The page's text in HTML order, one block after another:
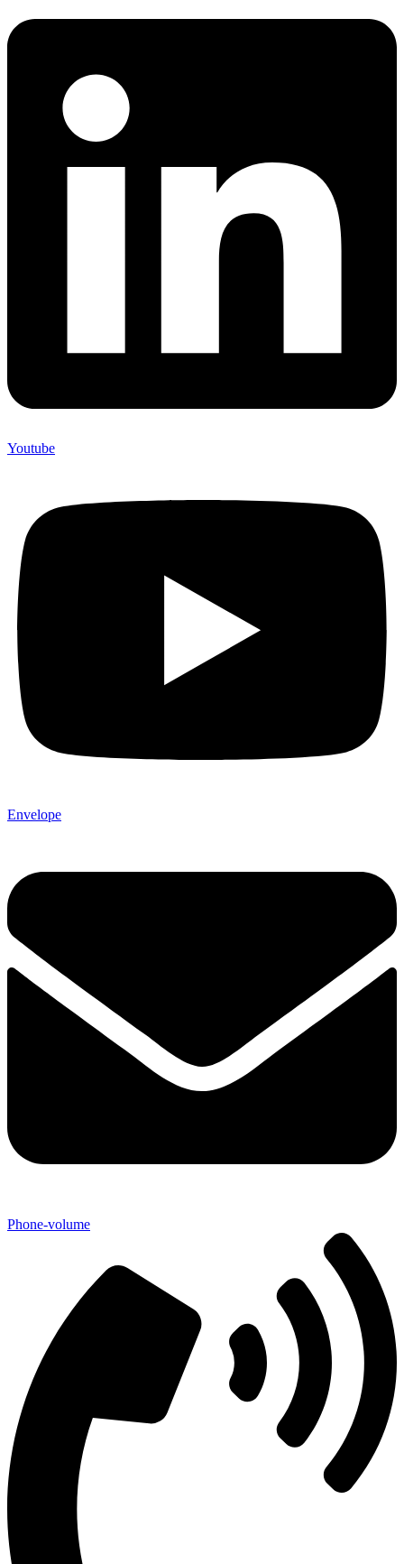
Youtube
Envelope
Phone-volume